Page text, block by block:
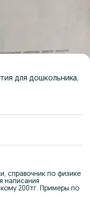
для дошкольника,
справочник по физике
написания
200тг. Примеры по